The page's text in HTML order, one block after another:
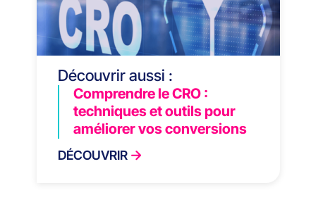
Découvrir aussi :
Comprendre le CRO :
techniques et outils pour
améliorer vos conversions
DÉCOUVRIR